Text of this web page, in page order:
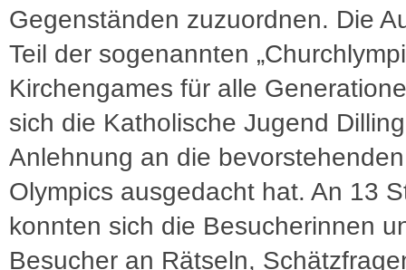
Gegenständen zuzuordnen. Die
Teil der sogenannten
Kirchengames für alle
sich die Katholische Jugend
Anlehnung an die
Olympics ausgedacht hat. An 13
konnten sich die Besucherinnen
Besucher an Rätseln,